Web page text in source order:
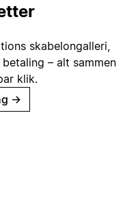
skabelongalleri,
– alt sammen
klik.
→